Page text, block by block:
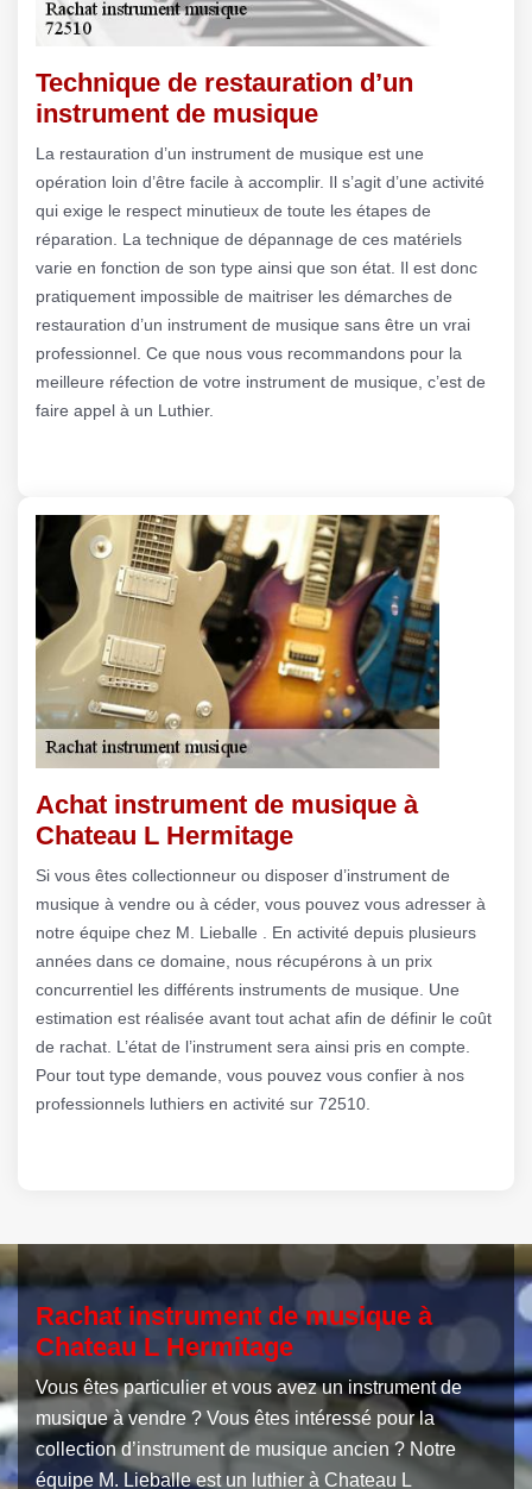
Technique de restauration d’un
instrument de musique
La restauration d’un instrument de musique est une
opération loin d’être facile à accomplir. Il s’agit d’une activité
qui exige le respect minutieux de toute les étapes de
réparation. La technique de dépannage de ces matériels
varie en fonction de son type ainsi que son état. Il est donc
pratiquement impossible de maitriser les démarches de
restauration d’un instrument de musique sans être un vrai
professionnel. Ce que nous vous recommandons pour la
meilleure réfection de votre instrument de musique, c’est de
faire appel à un Luthier.
Achat instrument de musique à
Chateau L Hermitage
Si vous êtes collectionneur ou disposer d’instrument de
musique à vendre ou à céder, vous pouvez vous adresser à
notre équipe chez M. Lieballe . En activité depuis plusieurs
années dans ce domaine, nous récupérons à un prix
concurrentiel les différents instruments de musique. Une
estimation est réalisée avant tout achat afin de définir le coût
de rachat. L’état de l’instrument sera ainsi pris en compte.
Pour tout type demande, vous pouvez vous confier à nos
professionnels luthiers en activité sur 72510.
Rachat instrument de musique à
Chateau L Hermitage
Vous êtes particulier et vous avez un instrument de
musique à vendre ? Vous êtes intéressé pour la
collection d’instrument de musique ancien ? Notre
équipe M. Lieballe est un luthier à Chateau L